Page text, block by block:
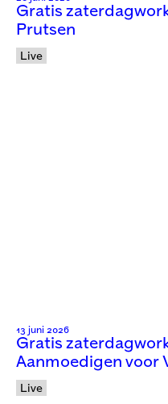
Gratis
Prutsen
Live
13 juni 2026
Gratis
Aanmoedigen voor
Live